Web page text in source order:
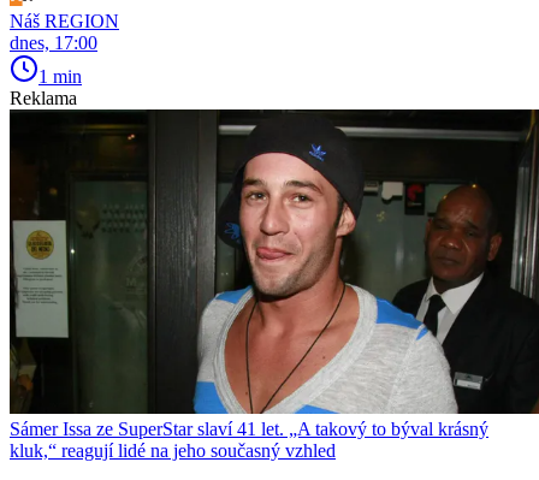
Náš REGION
dnes, 17:00
1 min
Reklama
Sámer Issa ze SuperStar slaví 41 let. „A takový to býval krásný
kluk,“ reagují lidé na jeho současný vzhled